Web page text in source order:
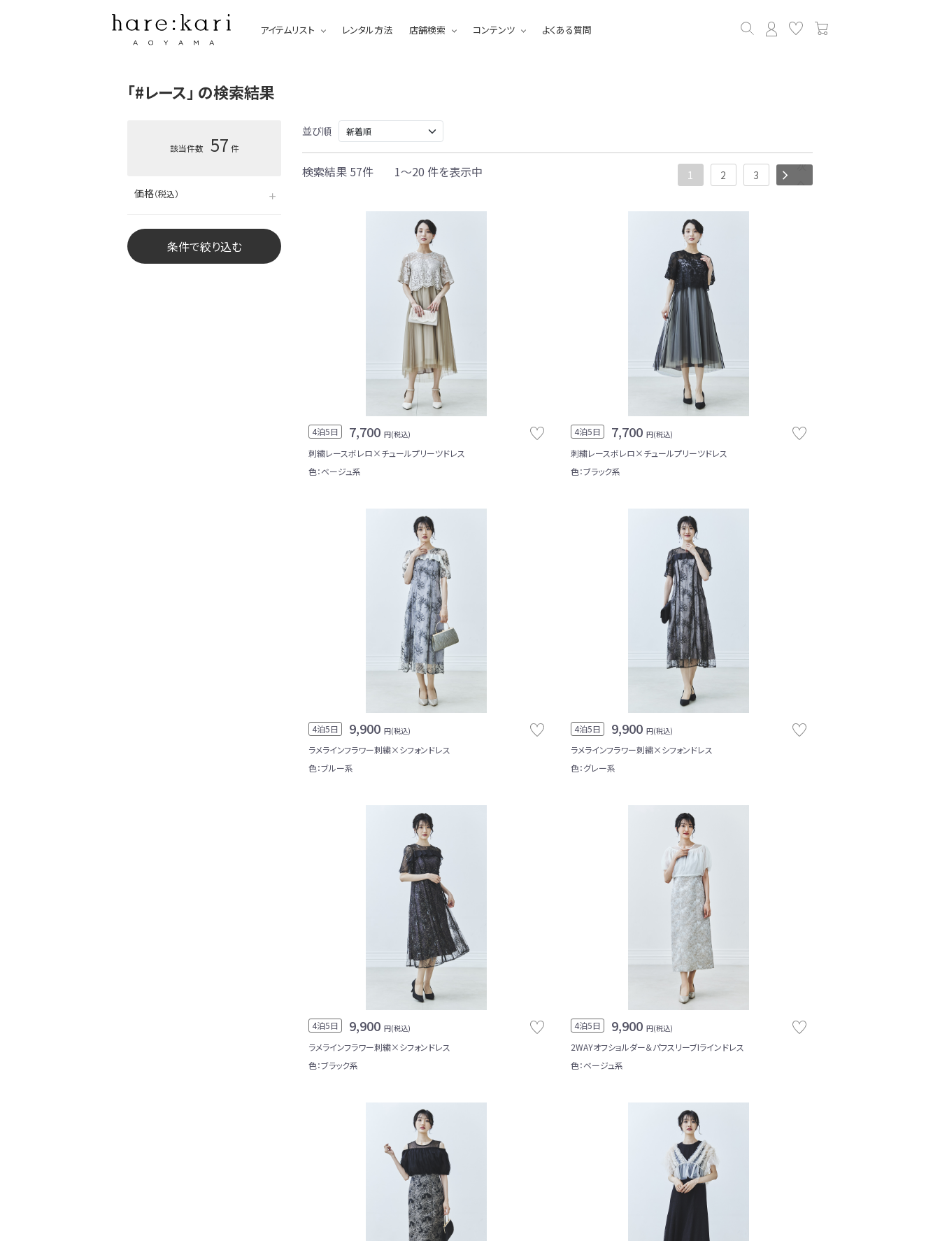
アイテムリスト レンタル方法 店舗検索 コンテンツ よくある質問
「#レース」 の検索結果
並び順
検索結果 57件 1～20 件を表示中 1 2 3
次
へ
4泊5日 7,700 円(税込)
刺繍レースボレロ×チュールプリーツドレス
色：ベージュ系
4泊5日 7,700 円(税込)
刺繍レースボレロ×チュールプリーツドレス
色：ブラック系
4泊5日 9,900 円(税込)
ラメラインフラワー刺繍×シフォンドレス
色：ブルー系
4泊5日 9,900 円(税込)
ラメラインフラワー刺繍×シフォンドレス
色：グレー系
4泊5日 9,900 円(税込)
ラメラインフラワー刺繍×シフォンドレス
色：ブラック系
4泊5日 9,900 円(税込)
2WAYオフショルダー＆パフスリーブIラインドレス
色：ベージュ系
該当件数 57 件
価格（税込）
条件で絞り込む